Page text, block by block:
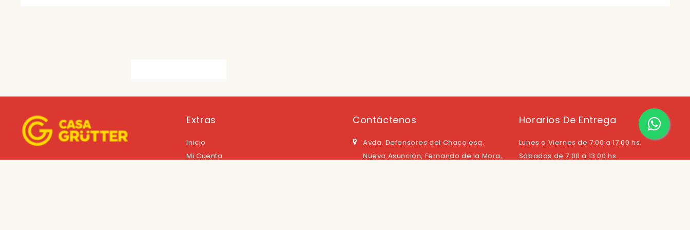
Extras
Inicio
Mi Cuenta
Contáctenos
Avda. Defensores del Chaco esq.
Nueva Asunción, Fernando de la Mora,
Horarios De Entrega
Lunes a Viernes de 7:00 a 17:00 hs.
Sábados de 7:00 a 13:00 hs.